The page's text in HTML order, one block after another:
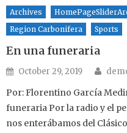
Archives
Region Carbonifera
Sports
En una funeraria
Posted on
October 29, 2019
Por: Florentino García
funeraria Por la radio y el
nos enterábamos del